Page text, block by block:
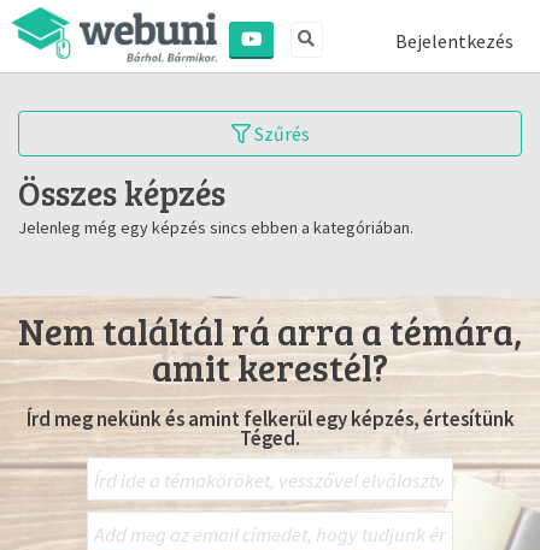
Bejelentkezés
Szűrés
Összes képzés
Jelenleg még egy képzés sincs ebben a kategóriában.
Nem találtál rá arra a témára,
amit kerestél?
Írd meg nekünk és amint felkerül egy képzés, értesítünk
Téged.